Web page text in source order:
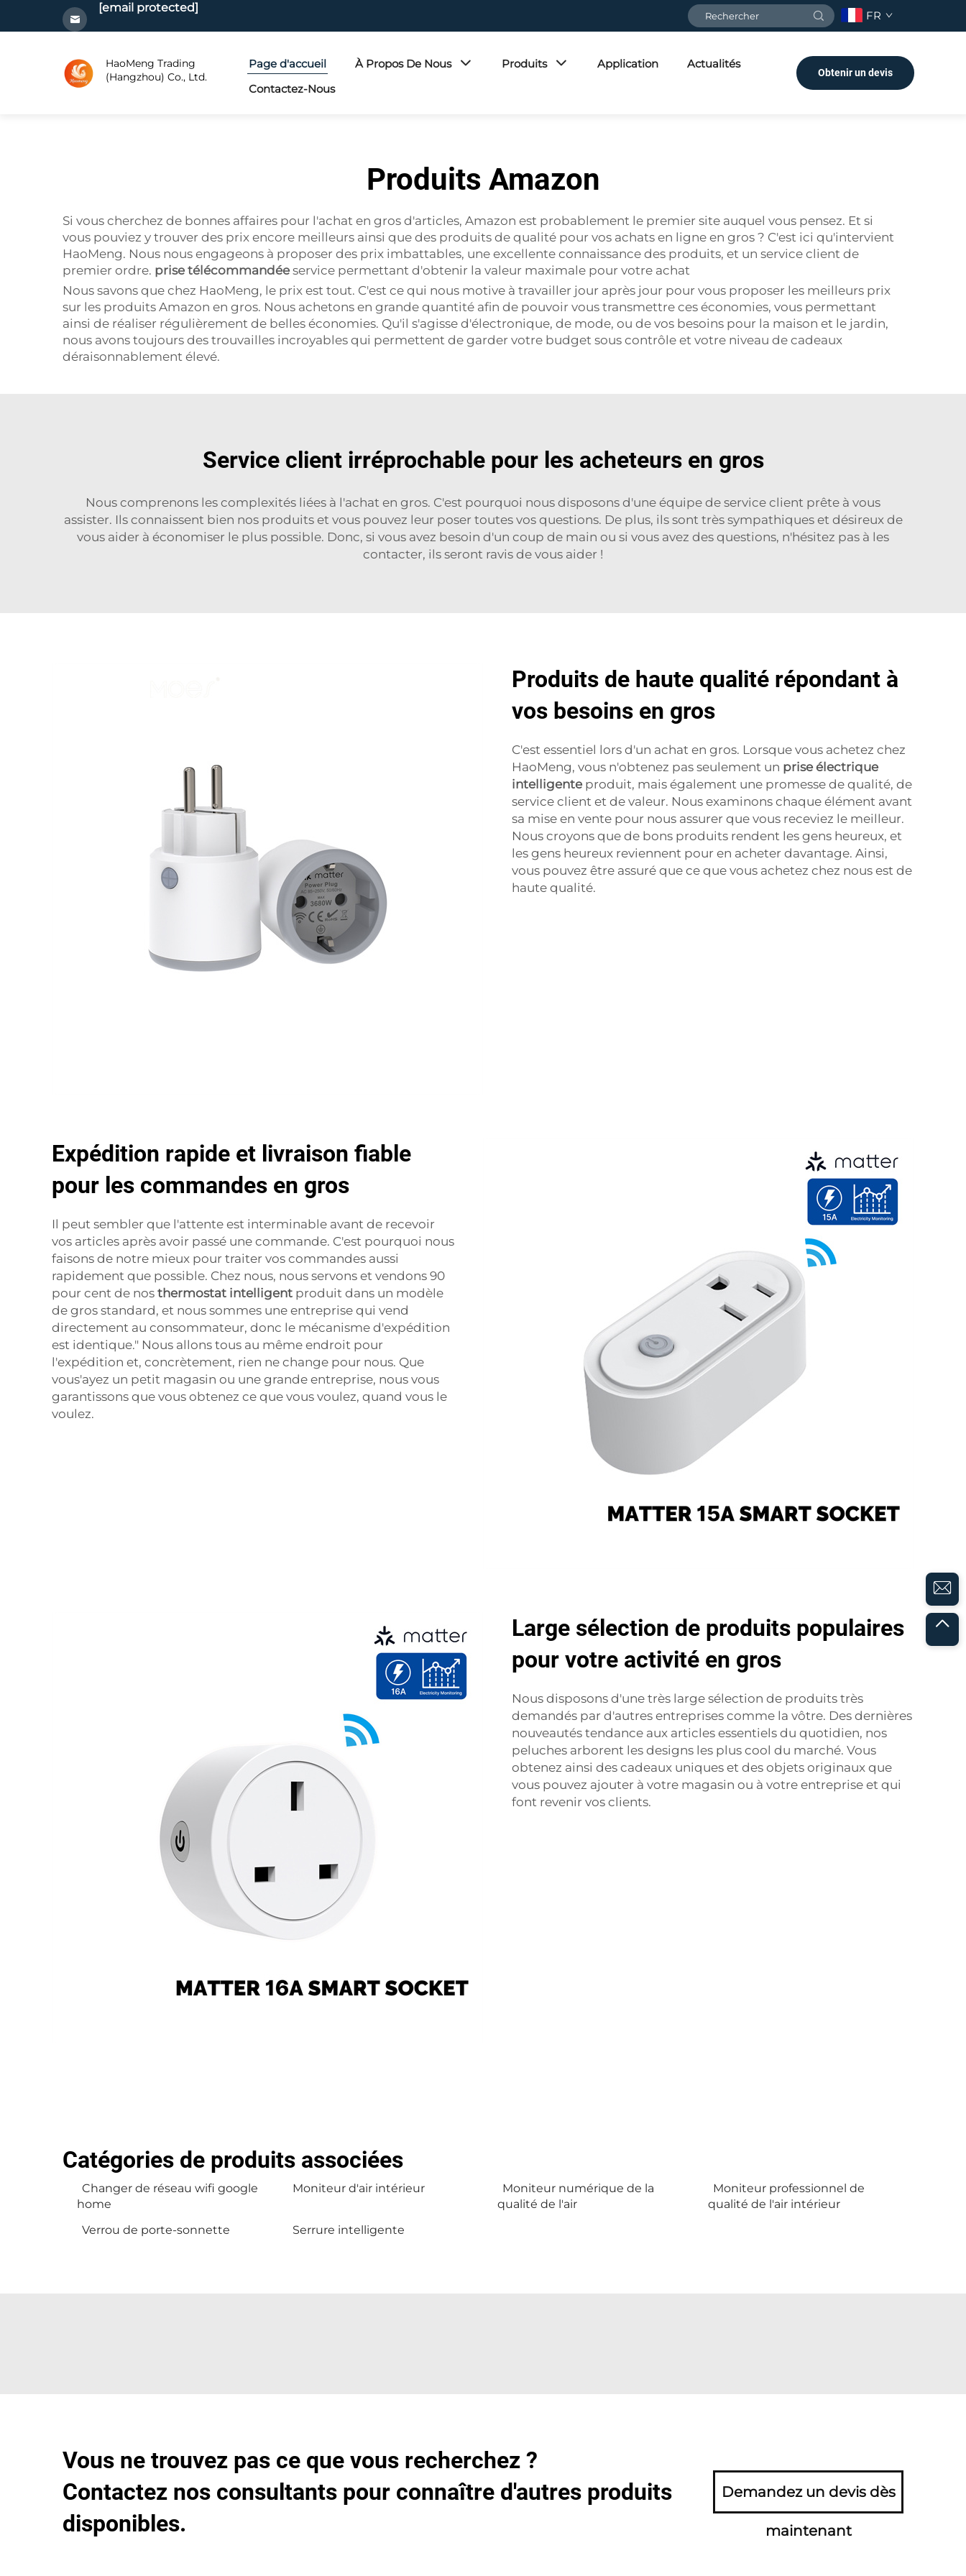
[email protected]
FR
HaoMeng Trading
(Hangzhou) Co., Ltd.
Page d'accueil À Propos De Nous Produits Application
Actualités
Contactez-Nous
Obtenir un devis
Produits Amazon
Si vous cherchez de bonnes affaires pour l'achat en gros d'articles, Amazon est probablement le premier site auquel vous pensez. Et si
vous pouviez y trouver des prix encore meilleurs ainsi que des produits de qualité pour vos achats en ligne en gros ? C'est ici qu'intervient
HaoMeng. Nous nous engageons à proposer des prix imbattables, une excellente connaissance des produits, et un service client de
premier ordre. prise télécommandée service permettant d'obtenir la valeur maximale pour votre achat
Nous savons que chez HaoMeng, le prix est tout. C'est ce qui nous motive à travailler jour après jour pour vous proposer les meilleurs prix
sur les produits Amazon en gros. Nous achetons en grande quantité afin de pouvoir vous transmettre ces économies, vous permettant
ainsi de réaliser régulièrement de belles économies. Qu'il s'agisse d'électronique, de mode, ou de vos besoins pour la maison et le jardin,
nous avons toujours des trouvailles incroyables qui permettent de garder votre budget sous contrôle et votre niveau de cadeaux
déraisonnablement élevé.
Service client irréprochable pour les acheteurs en gros
Nous comprenons les complexités liées à l'achat en gros. C'est pourquoi nous disposons d'une équipe de service client prête à vous
assister. Ils connaissent bien nos produits et vous pouvez leur poser toutes vos questions. De plus, ils sont très sympathiques et désireux de
vous aider à économiser le plus possible. Donc, si vous avez besoin d'un coup de main ou si vous avez des questions, n'hésitez pas à les
contacter, ils seront ravis de vous aider !
Produits de haute qualité répondant à
vos besoins en gros
C'est essentiel lors d'un achat en gros. Lorsque vous achetez chez
HaoMeng, vous n'obtenez pas seulement un prise électrique
intelligente produit, mais également une promesse de qualité, de
service client et de valeur. Nous examinons chaque élément avant
sa mise en vente pour nous assurer que vous receviez le meilleur.
Nous croyons que de bons produits rendent les gens heureux, et
les gens heureux reviennent pour en acheter davantage. Ainsi,
vous pouvez être assuré que ce que vous achetez chez nous est de
haute qualité.
Expédition rapide et livraison fiable
pour les commandes en gros
Il peut sembler que l'attente est interminable avant de recevoir
vos articles après avoir passé une commande. C'est pourquoi nous
faisons de notre mieux pour traiter vos commandes aussi
rapidement que possible. Chez nous, nous servons et vendons 90
pour cent de nos thermostat intelligent produit dans un modèle
de gros standard, et nous sommes une entreprise qui vend
directement au consommateur, donc le mécanisme d'expédition
est identique." Nous allons tous au même endroit pour
l'expédition et, concrètement, rien ne change pour nous. Que
vous'ayez un petit magasin ou une grande entreprise, nous vous
garantissons que vous obtenez ce que vous voulez, quand vous le
voulez.
Large sélection de produits populaires
pour votre activité en gros
Nous disposons d'une très large sélection de produits très
demandés par d'autres entreprises comme la vôtre. Des dernières
nouveautés tendance aux articles essentiels du quotidien, nos
peluches arborent les designs les plus cool du marché. Vous
obtenez ainsi des cadeaux uniques et des objets originaux que
vous pouvez ajouter à votre magasin ou à votre entreprise et qui
font revenir vos clients.
Catégories de produits associées
Changer de réseau wifi google
home
Moniteur d'air intérieur
Moniteur numérique de la
qualité de l'air
Moniteur professionnel de
qualité de l'air intérieur
Verrou de porte-sonnette
Serrure intelligente
Vous ne trouvez pas ce que vous recherchez ?
Contactez nos consultants pour connaître d'autres produits
disponibles.
Demandez un devis dès
maintenant